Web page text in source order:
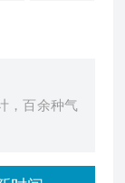
，百余种气